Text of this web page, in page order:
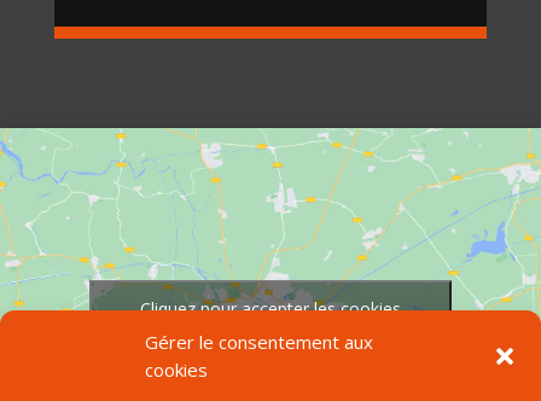
Gérer le consentement aux
cookies
Cliquez pour accepter les cookies
marketing et activer ce contenu